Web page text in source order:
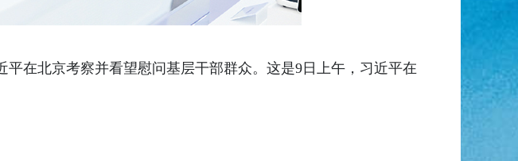
在北京考察并看望慰问基层干部群众。这是9日上午，习近平在